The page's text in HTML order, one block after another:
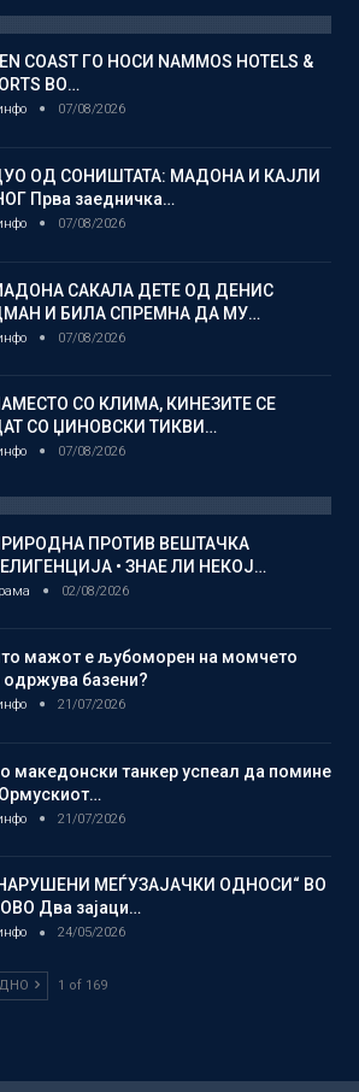
COAST ГО НОСИ NAMMOS HOTELS &
ВО…
07/08/2026
ОД СОНИШТАТА: МАДОНА И КАЈЛИ
Прва заедничка…
07/08/2026
САКАЛА ДЕТЕ ОД ДЕНИС
И БИЛА СПРЕМНА ДА МУ…
07/08/2026
СО КЛИМА, КИНЕЗИТЕ СЕ
СО ЏИНОВСКИ ТИКВИ…
07/08/2026
ПРОТИВ ВЕШТАЧКА
• ЗНАЕ ЛИ НЕКОЈ…
02/08/2026
мажот е љубоморен на момчето
базени?
21/07/2026
македонски танкер успеал да помине
21/07/2026
МЕЃУЗАЈАЧКИ ОДНОСИ“ ВО
Два зајаци…
24/05/2026
1 of 169